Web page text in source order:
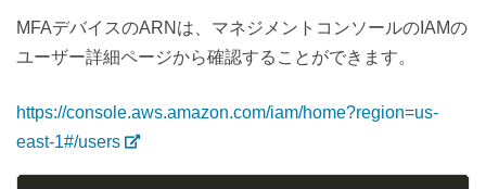
MFAデバイスのARNは、マネジメントコンソールのIAMの
ユーザー詳細ページから確認することができます。
https://console.aws.amazon.com/iam/home?region=us-
east-1#/users